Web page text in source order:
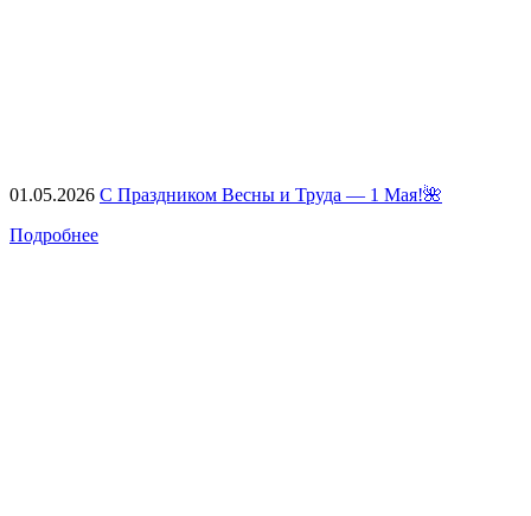
01.05.2026 С Праздником Весны и Труда — 1 Мая!🌺
Подробнее